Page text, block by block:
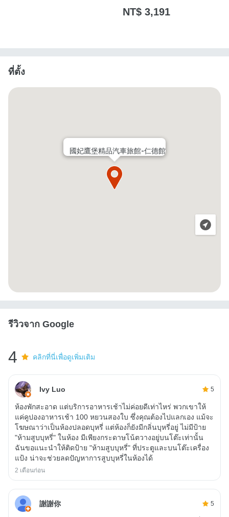
NT$ 3,191
ที่ตั้ง
國妃鷹堡精品汽車旅館-仁德館
รีวิวจาก Google
4 คลิกที่นี่เพื่อดูเพิ่มเติม
Ivy Luo 5
ห้องพักสะอาด แต่บริการอาหารเช้าไม่ค่อยดีเท่าไหร่ พวกเขาให้
แค่คูปองอาหารเช้า 100 หยวนสองใบ ซึ่งคุณต้องไปแลกเอง แม้จะ
โฆษณาว่าเป็นห้องปลอดบุหรี่ แต่ห้องก็ยังมีกลิ่นบุหรี่อยู่ ไม่มีป้าย
"ห้ามสูบบุหรี่" ในห้อง มีเพียงกระดาษโน้ตวางอยู่บนโต๊ะเท่านั้น
ฉันขอแนะนำให้ติดป้าย "ห้ามสูบบุหรี่" ที่ประตูและบนโต๊ะเครื่อง
แป้ง น่าจะช่วยลดปัญหาการสูบบุหรี่ในห้องได้
2 เดือนก่อน
謝謝你 5